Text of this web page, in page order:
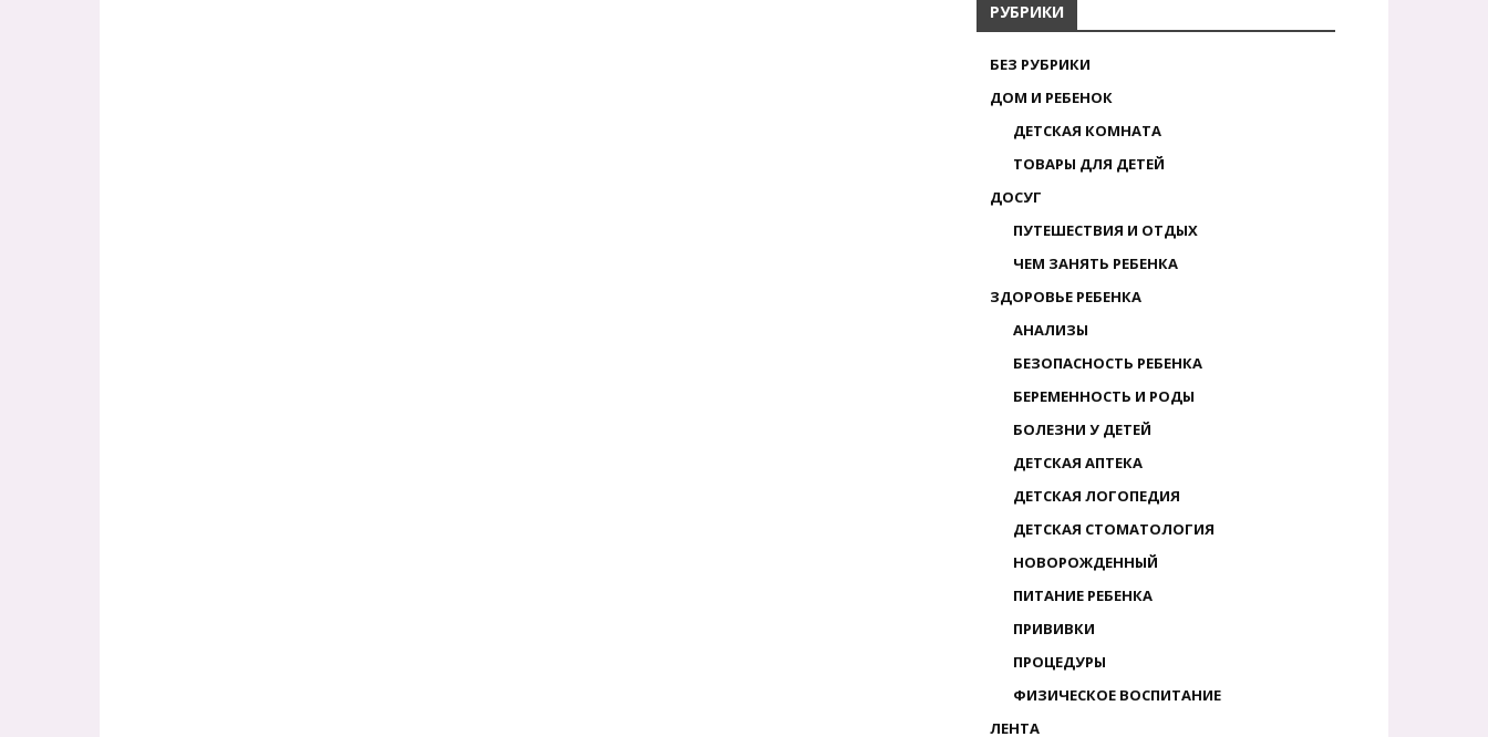
РУБРИКИ
БЕЗ РУБРИКИ
ДОМ И РЕБЕНОК
ДЕТСКАЯ КОМНАТА
ТОВАРЫ ДЛЯ ДЕТЕЙ
ДОСУГ
ПУТЕШЕСТВИЯ И ОТДЫХ
ЧЕМ ЗАНЯТЬ РЕБЕНКА
ЗДОРОВЬЕ РЕБЕНКА
АНАЛИЗЫ
БЕЗОПАСНОСТЬ РЕБЕНКА
БЕРЕМЕННОСТЬ И РОДЫ
БОЛЕЗНИ У ДЕТЕЙ
ДЕТСКАЯ АПТЕКА
ДЕТСКАЯ ЛОГОПЕДИЯ
ДЕТСКАЯ СТОМАТОЛОГИЯ
НОВОРОЖДЕННЫЙ
ПИТАНИЕ РЕБЕНКА
ПРИВИВКИ
ПРОЦЕДУРЫ
ФИЗИЧЕСКОЕ ВОСПИТАНИЕ
ЛЕНТА